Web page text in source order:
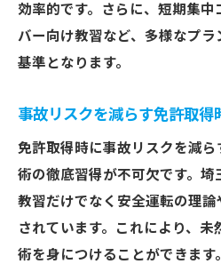
効率的です。さらに、短期集中
バー向け教習など、多様なプ
基準となります。
事故リスクを減らす免許取得
免許取得時に事故リスクを減
術の徹底習得が不可欠です。
教習だけでなく安全運転の理
されています。これにより、
術を身につけることができます。